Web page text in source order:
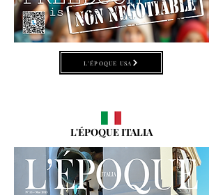
L'ÉPOQUE USA
L'ÉPOQUE ITALIA